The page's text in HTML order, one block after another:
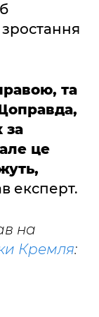
та
за
це
експерт.
на
Кремля: